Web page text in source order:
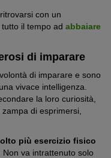
con un
il tempo ad abbaiare
di imparare
di imparare e sono
vivace intelligenza.
la loro curiosità,
di esprimersi,
più esercizio fisico
. Non va intrattenuto solo